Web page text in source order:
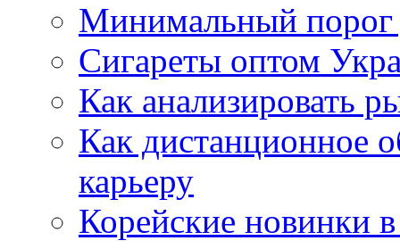
Минимальный порог
Сигареты оптом
Как анализировать
Как дистанционное
карьеру
Корейские новинки